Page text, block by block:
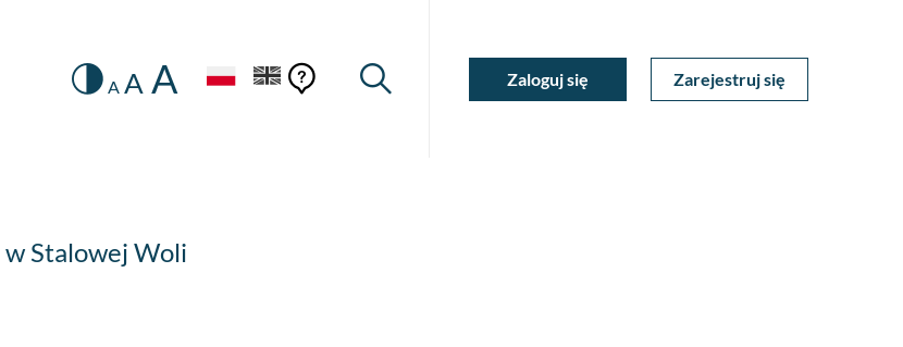
HEADER.SETTINGS_SR
Zmiana
A A A
Pomoc
PomocWyszukiwarka
MojeZaloguj się Zarejestruj się
w Stalowej Woli